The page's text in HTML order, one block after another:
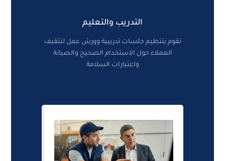
التدريب والتعليم
نقوم بتنظيم جلسات تدريبية وورش عمل لتثقيف
العملاء حول الاستخدام الصحيح والصيانة
واعتبارات السلامة